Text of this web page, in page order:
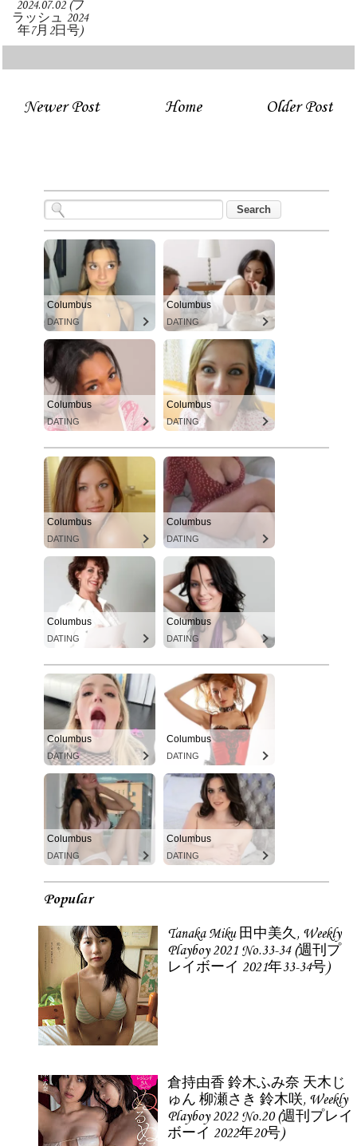
2024.07.02 (フ
ラッシュ 2024
年7月2日号)
Newer Post Older Post
Home
Columbus
DATING
Columbus
DATING
Columbus
DATING
Columbus
DATING
Columbus
DATING
Columbus
DATING
Columbus
DATING
Columbus
DATING
Columbus
DATING
Columbus
DATING
Columbus
DATING
Columbus
DATING
Popular
Tanaka Miku 田中美久, Weekly
Playboy 2021 No.33-34 (週刊プ
レイボーイ 2021年33-34号)
倉持由香 鈴木ふみ奈 天木じ
ゅん 柳瀬さき 鈴木咲, Weekly
Playboy 2022 No.20 (週刊プレイ
ボーイ 2022年20号)